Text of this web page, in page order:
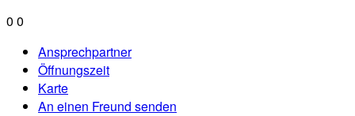
0 0
Ansprechpartner
Öffnungszeit
Karte
An einen Freund senden